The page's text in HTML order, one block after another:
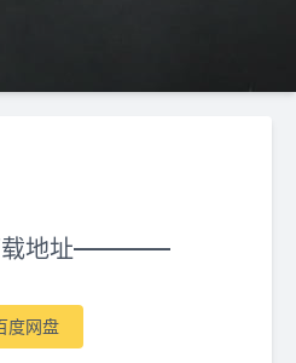
地址
度网盘